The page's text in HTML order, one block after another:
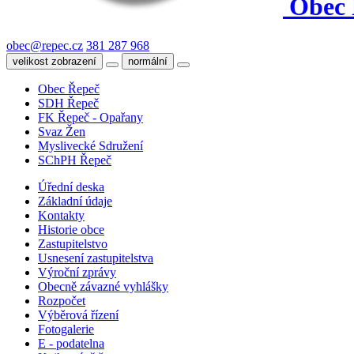
Obec
obec@repec.cz 381 287 968
velikost zobrazení normální
Obec Řepeč
SDH Řepeč
FK Řepeč - Opařany
Svaz Žen
Myslivecké Sdružení
SChPH Řepeč
Úřední deska
Základní údaje
Kontakty
Historie obce
Zastupitelstvo
Usnesení zastupitelstva
Výroční zprávy
Obecně závazné vyhlášky
Rozpočet
Výběrová řízení
Fotogalerie
E - podatelna